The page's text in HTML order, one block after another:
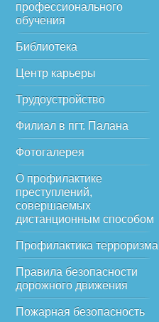
профессионального
обучения
Библиотека
Центр карьеры
Трудоустройство
Филиал в пгт. Палана
Фотогалерея
О профилактике
преступлений,
совершаемых
дистанционным способом
Профилактика терроризма
Правила безопасности
дорожного движения
Пожарная безопасность